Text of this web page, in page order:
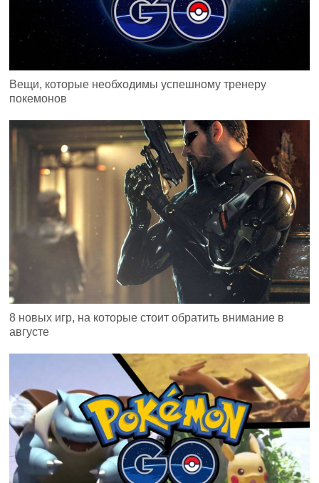
Вещи, которые необходимы успешному тренеру
покемонов
8 новых игр, на которые стоит обратить внимание в
августе